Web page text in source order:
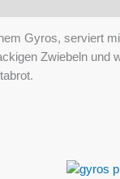
Gyros, serviert
Zwiebeln und